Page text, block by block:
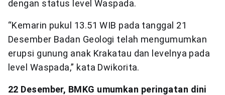
dengan status level Waspada.
“Kemarin pukul 13.51 WIB pada tanggal 21
Desember Badan Geologi telah mengumumkan
erupsi gunung anak Krakatau dan levelnya pada
level Waspada,” kata Dwikorita.
22 Desember, BMKG umumkan peringatan dini